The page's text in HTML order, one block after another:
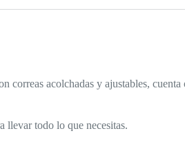
correas acolchadas y ajustables,
llevar todo lo que necesitas.